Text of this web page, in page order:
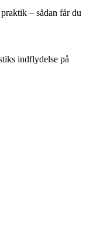
– sådan får du
indflydelse på